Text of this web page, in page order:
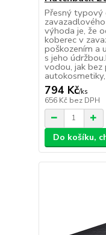
Přesný typový
výhoda je, že
koberec v
poškozením a
s jeho
vodou, jak
794 Kč/ks
656 Kč bez DPH
Do košíku,